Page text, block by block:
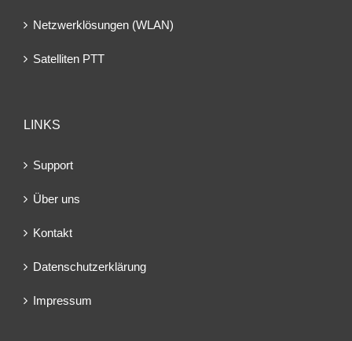
Netzwerklösungen (WLAN)
Satelliten PTT
LINKS
Support
Über uns
Kontakt
Datenschutzerklärung
Impressum